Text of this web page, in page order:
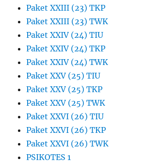
Paket XXIII (23) TKP
Paket XXIII (23) TWK
Paket XXIV (24) TIU
Paket XXIV (24) TKP
Paket XXIV (24) TWK
Paket XXV (25) TIU
Paket XXV (25) TKP
Paket XXV (25) TWK
Paket XXVI (26) TIU
Paket XXVI (26) TKP
Paket XXVI (26) TWK
PSIKOTES 1